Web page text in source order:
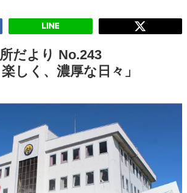
だより No.243
しく、濃厚な日々」